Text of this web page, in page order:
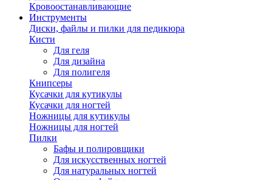
Кровоостанавливающие
Инструменты
Диски, файлы и пилки для педикюра
Кисти
Для геля
Для дизайна
Для полигеля
Книпсеры
Кусачки для кутикулы
Кусачки для ногтей
Ножницы для кутикулы
Ножницы для ногтей
Пилки
Бафы и полировщики
Для искусственных ногтей
Для натуральных ногтей